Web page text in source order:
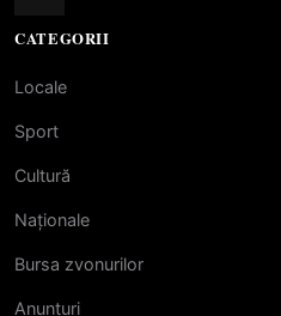
CATEGORII
Locale
Sport
Cultură
Naționale
Bursa zvonurilor
Anunțuri